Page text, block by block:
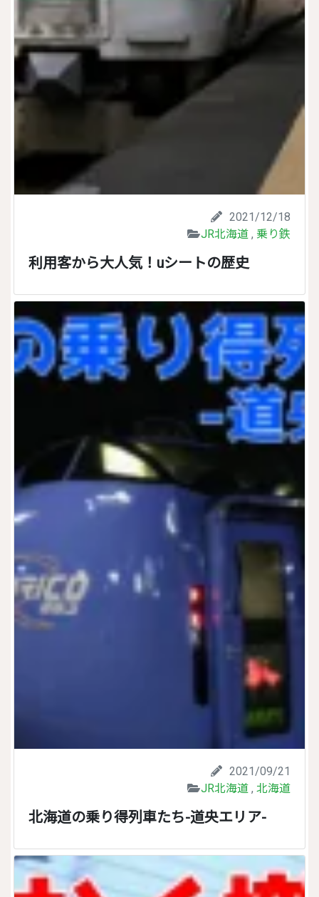
2021/12/18
JR北海道 , 乗り鉄
利用客から大人気！uシートの歴史
2021/09/21
JR北海道 , 北海道
北海道の乗り得列車たち-道央エリア-